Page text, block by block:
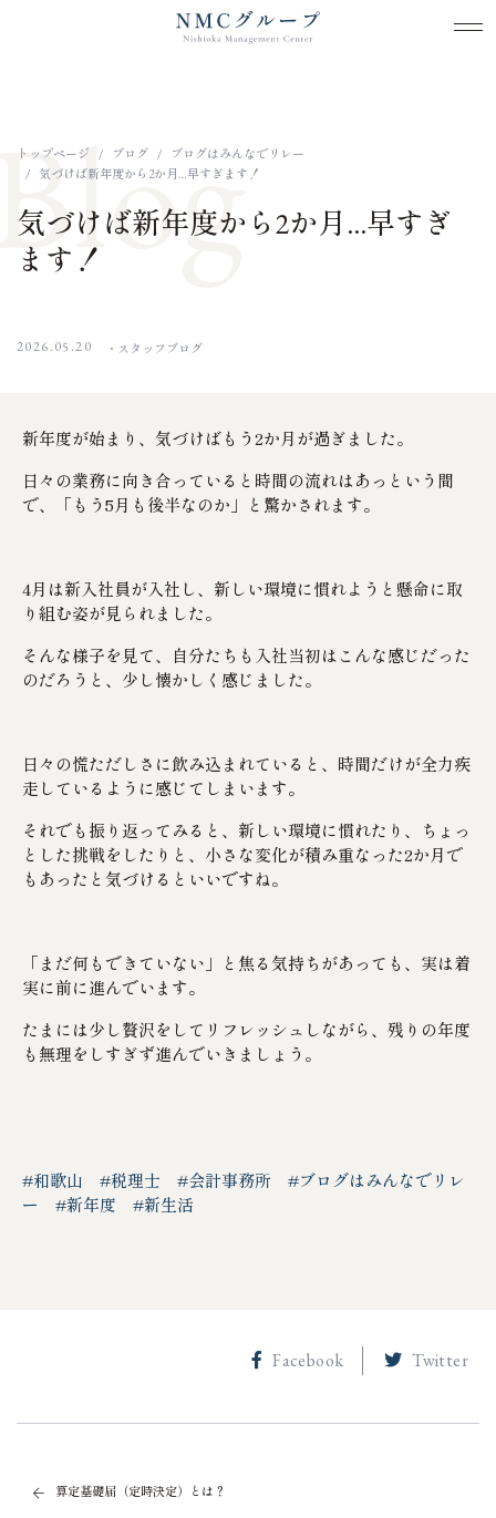
トップページ ブログ
ブログはみんなでリレー
気づけば新年度から2か月…早すぎます！
気づけば新年度から2か月…早すぎ
ます！
2026.05.20 スタッフブログ
新年度が始まり、気づけばもう2か月が過ぎました。
日々の業務に向き合っていると時間の流れはあっという間
で、「もう5月も後半なのか」と驚かされます。
4月は新入社員が入社し、新しい環境に慣れようと懸命に取
り組む姿が見られました。
そんな様子を見て、自分たちも入社当初はこんな感じだった
のだろうと、少し懐かしく感じました。
日々の慌ただしさに飲み込まれていると、時間だけが全力疾
走しているように感じてしまいます。
それでも振り返ってみると、新しい環境に慣れたり、ちょっ
とした挑戦をしたりと、小さな変化が積み重なった2か月で
もあったと気づけるといいですね。
「まだ何もできていない」と焦る気持ちがあっても、実は着
実に前に進んでいます。
たまには少し贅沢をしてリフレッシュしながら、残りの年度
も無理をしすぎず進んでいきましょう。
#和歌山 #税理士 #会計事務所
#ブログはみんなでリレ
ー
#新年度 #新生活
Facebook Twitter
算定基礎届（定時決定）とは？